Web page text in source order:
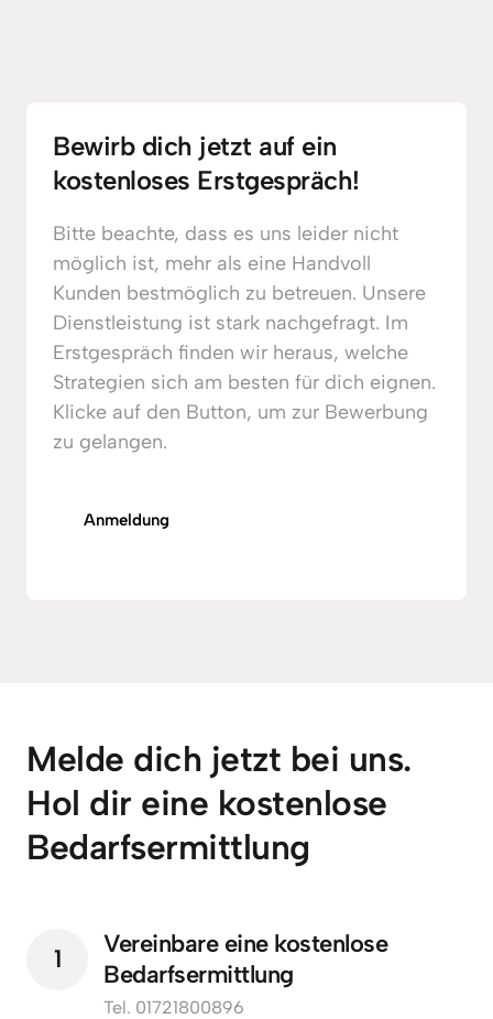
Bewirb dich jetzt auf ein
kostenloses Erstgespräch!
Bitte beachte, dass es uns leider nicht
möglich ist, mehr als eine Handvoll
Kunden bestmöglich zu betreuen. Unsere
Dienstleistung ist stark nachgefragt. Im
Erstgespräch finden wir heraus, welche
Strategien sich am besten für dich eignen.
Klicke auf den Button, um zur Bewerbung
zu gelangen.
Anmeldung
Melde dich jetzt bei uns.
Hol dir eine kostenlose
Bedarfsermittlung
1
Vereinbare eine kostenlose
Bedarfsermittlung
Tel. 01721800896